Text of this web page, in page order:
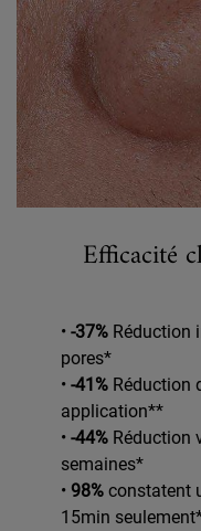
Efficacité
• -37% Réduction
pores*
• -41% Réduction
application**
• -44% Réduction
semaines*
• 98% constatent
15min